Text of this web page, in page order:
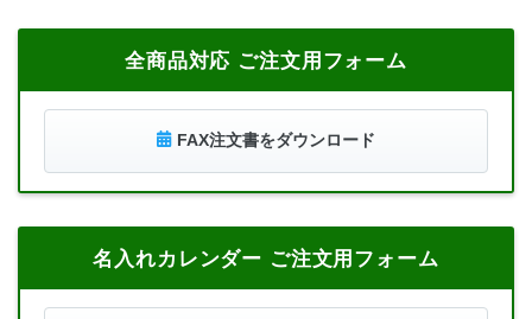
全商品対応 ご注文用フォーム
FAX注文書をダウンロード
名入れカレンダー ご注文用フォーム